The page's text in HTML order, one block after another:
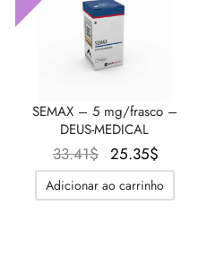
SEMAX – 5 mg/frasco –
DEUS-MEDICAL
33.41$
O
preço
original
25.35$
preço
atual é:
Adicionar ao carrinho